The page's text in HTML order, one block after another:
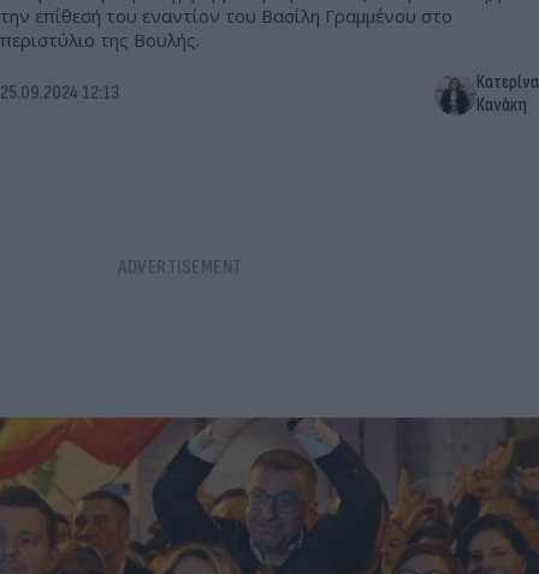
την επίθεσή του εναντίον του Βασίλη Γραμμένου στο
περιστύλιο της Βουλής.
25.09.2024 12:13
Κατερίνα
Κανάκη